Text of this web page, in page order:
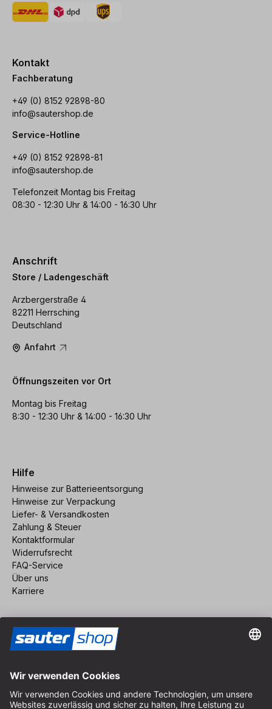
Kontakt
Fachberatung
+49 (0) 8152 92898-80
info@sautershop.de
Service-Hotline
+49 (0) 8152 92898-81
info@sautershop.de
Telefonzeit Montag bis Freitag
08:30 - 12:30 Uhr & 14:00 - 16:30 Uhr
Anschrift
Store / Ladengeschäft
Arzbergerstraße 4
82211 Herrsching
Deutschland
Anfahrt
Öffnungszeiten vor Ort
Montag bis Freitag
8:30 - 12:30 Uhr & 14:00 - 16:30 Uhr
Hilfe
Hinweise zur Batterieentsorgung
Hinweise zur Verpackung
Liefer- & Versandkosten
Zahlung & Steuer
Kontaktformular
Widerrufsrecht
FAQ-Service
Über uns
Karriere
Impressum